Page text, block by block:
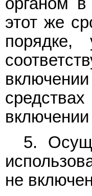
этот же
порядке,
5.
не